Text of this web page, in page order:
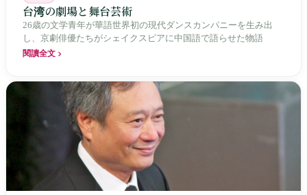
台湾の劇場と舞台芸術
26歳の文学青年が華語世界初の現代ダンスカンパニーを生み出
し、京劇俳優たちがシェイクスピアに中国語で語らせた物語
閱讀全文